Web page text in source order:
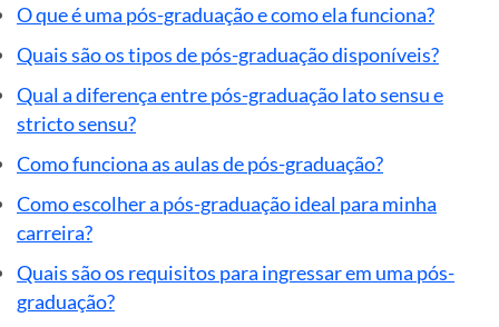
O que é uma pós-graduação e como ela funciona?
Quais são os tipos de pós-graduação disponíveis?
Qual a diferença entre pós-graduação lato sensu e
stricto sensu?
Como funciona as aulas de pós-graduação?
Como escolher a pós-graduação ideal para minha
carreira?
Quais são os requisitos para ingressar em uma pós-
graduação?